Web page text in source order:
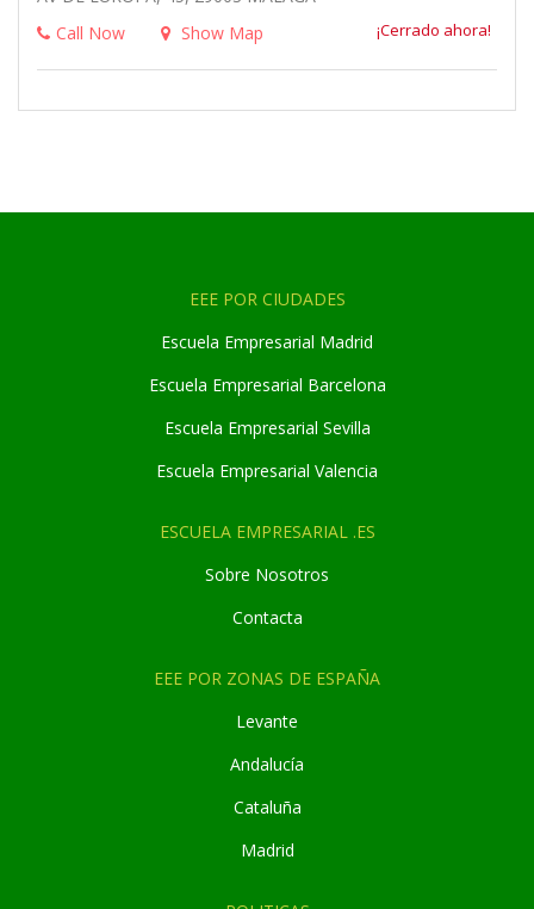
Call Now
Show Map ¡Cerrado ahora!
EEE POR CIUDADES
Escuela Empresarial Madrid
Escuela Empresarial Barcelona
Escuela Empresarial Sevilla
Escuela Empresarial Valencia
ESCUELA EMPRESARIAL .ES
Sobre Nosotros
Contacta
EEE POR ZONAS DE ESPAÑA
Levante
Andalucía
Cataluña
Madrid